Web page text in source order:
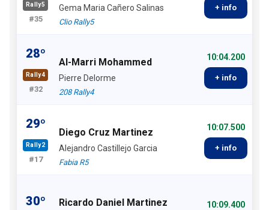
Rally5
#35
Gema Maria Cañero Salinas
Clio Rally5
+ info
28º
Rally4
#32
Al-Marri Mohammed
Pierre Delorme
208 Rally4
10:04.200
+ info
29º
Rally2
#17
Diego Cruz Martinez
Alejandro Castillejo Garcia
Fabia R5
10:07.500
+ info
30º
Ricardo Daniel Martinez
10:09.400